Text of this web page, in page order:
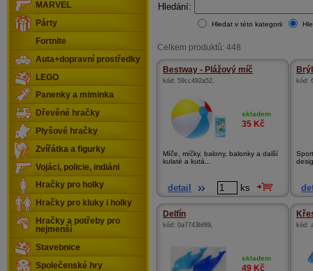
Hledání:
Hledat v této kategorii
Celkem produktů: 448
Bestway - Plážový míč
kód: 59cc492a52,
skladem
35 Kč
Míče, míčky, balony, balonky a další
kulaté a kutá...
detail ks
kód:
Delfín
kód: 0a7743bf89,
skladem
49 Kč
kód:
MARVEL
Párty
Fortnite
Auta+dopravní prostředky
LEGO
Panenky a miminka
Dřevěné hračky
Plyšové hračky
Zvířátka a figurky
Vojáci, policie, indiáni
Hračky pro holky
Hračky pro kluky i holky
Hračky a potřeby pro
nejmenší
Stavebnice
Společenské hry